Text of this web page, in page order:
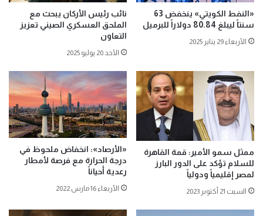
«النفط الكويتي» ينخفض 63
سنتاً ليبلغ 80.84 دولاراً للبرميل
الأربعاء 29 يناير 2025
نائب رئيس الأركان يبحث مع
الملحق العسكري الصيني تعزيز
التعاون
الأحد 20 يوليو 2025
ممثل سمو الأمير: قمة القاهرة
للسلام تؤكد على الدور البارز
لمصر إقليمياً ودولياً
السبت 21 أكتوبر 2023
«الأرصاد»: انخفاض ملحوظ في
درجة الحرارة مع فرصة لأمطار
رعدية أحياناً
الأربعاء 16 مارس 2022